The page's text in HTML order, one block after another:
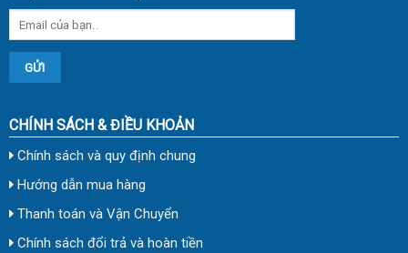
CHÍNH SÁCH & ĐIỀU KHOẢN
Chính sách và quy định chung
Hướng dẫn mua hàng
Thanh toán và Vận Chuyển
Chính sách đổi trả và hoàn tiền